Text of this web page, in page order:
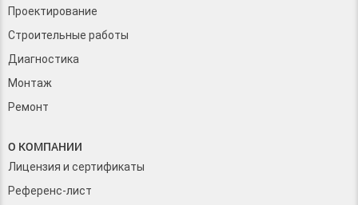
Проектирование
Строительные работы
Диагностика
Монтаж
Ремонт
О КОМПАНИИ
Лицензия и сертификаты
Референс-лист